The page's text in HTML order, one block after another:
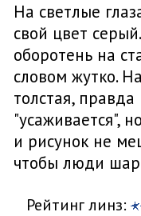
На светлые
свой цвет
оборотень на
словом жутко.
толстая,
"усаживается",
и рисунок не
чтобы люди
Рейтинг линз: